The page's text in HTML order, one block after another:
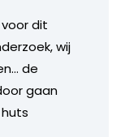
dit
wij
de
gaan